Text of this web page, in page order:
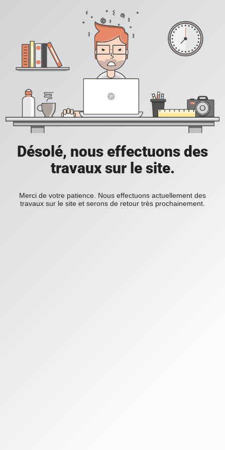
Désolé, nous effectuons des
travaux sur le site.
Merci de votre patience. Nous effectuons actuellement des
travaux sur le site et serons de retour très prochainement.